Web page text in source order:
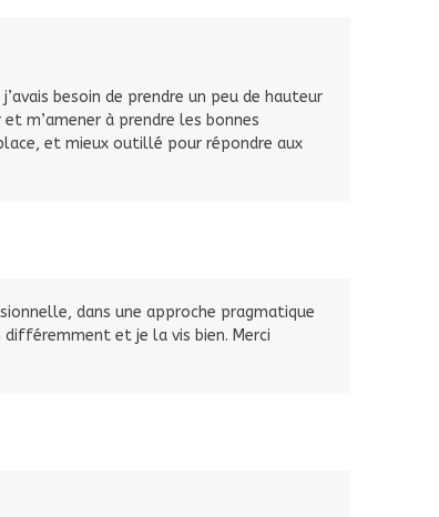
besoin de prendre un peu de hauteur
m’amener à prendre les bonnes
et mieux outillé pour répondre aux
dans une approche pragmatique
et je la vis bien. Merci